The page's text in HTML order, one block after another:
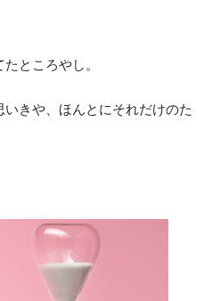
ところやし。
きや、ほんとにそれだけのた